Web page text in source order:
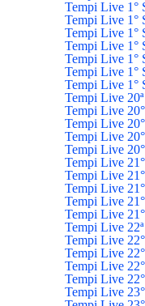
Tempi Live 1°
Tempi Live 1°
Tempi Live 1°
Tempi Live 1°
Tempi Live 1°
Tempi Live 1°
Tempi Live 1°
Tempi Live
Tempi Live
Tempi Live
Tempi Live
Tempi Live
Tempi Live
Tempi Live
Tempi Live
Tempi Live
Tempi Live
Tempi Live
Tempi Live
Tempi Live
Tempi Live
Tempi Live
Tempi Live